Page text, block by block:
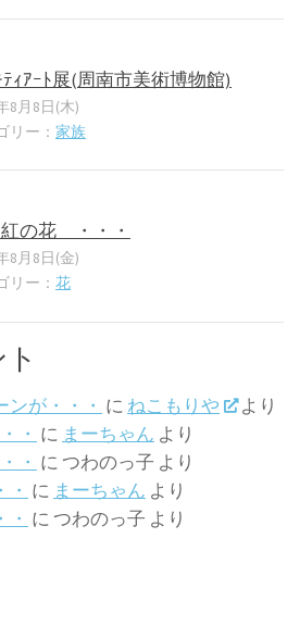
ｨｱｰﾄ展(周南市美術博物館)
8月8日(木)
リー： 家族
の花 ・・・
8月8日(金)
リー： 花
が・・・ に ねこもりや
より
・ に まーちゃん より
・ に つわのっ子 より
に まーちゃん より
に つわのっ子 より